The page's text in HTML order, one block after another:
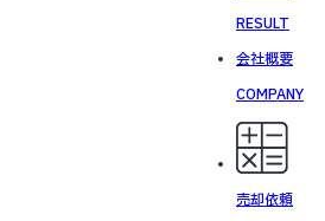
RESULT
会社概要
COMPANY
売却依頼